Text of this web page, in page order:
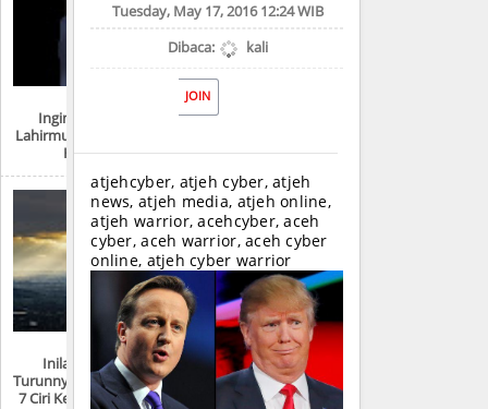
Ingin Tahu Hari
Lahirmu Dalam Tahun
Hijriah?
Inilah Tempat
Turunnya Nabi Isa Dan
7 Ciri Kedatangannya
Tuesday, May 17, 2016 12:24 WIB
Dibaca:
kali
JOIN
atjehcyber, atjeh cyber, atjeh
news, atjeh media, atjeh online,
atjeh warrior, acehcyber, aceh
cyber, aceh warrior, aceh cyber
online, atjeh cyber warrior